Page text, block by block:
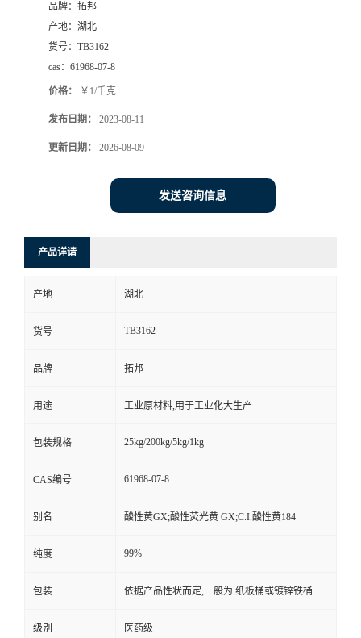
品牌： 拓邦
产地： 湖北
货号： TB3162
cas： 61968-07-8
价格： ￥1/千克
发布日期： 2023-08-11
更新日期： 2026-08-09
发送咨询信息
产品详请
产地 湖北
货号 TB3162
品牌 拓邦
用途 工业原材料,用于工业化大生产
包装规格 25kg/200kg/5kg/1kg
CAS编号 61968-07-8
别名 酸性黄GX;酸性荧光黄 GX;C.I.酸性黄184
纯度 99%
包装 依据产品性状而定,一般为:纸板桶或镀锌铁桶
级别 医药级